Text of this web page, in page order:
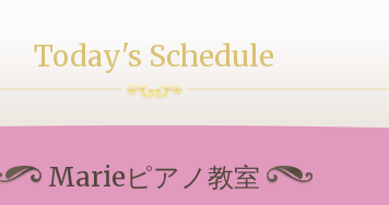
Today's Schedule
Marieピアノ教室